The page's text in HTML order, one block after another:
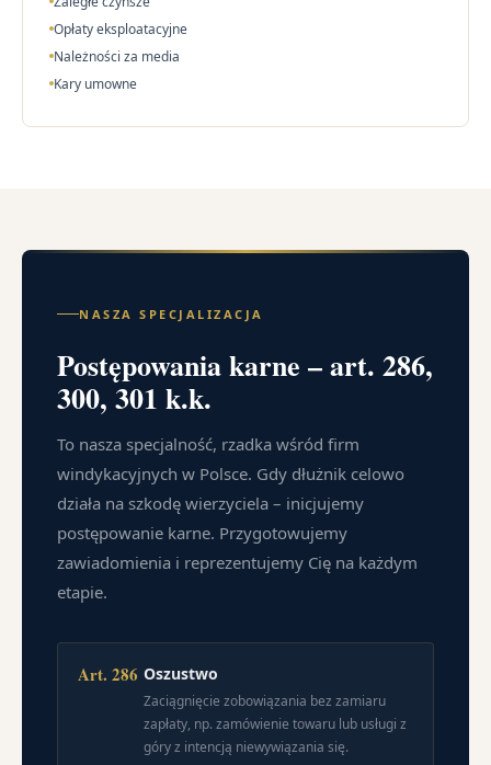
Opłaty eksploatacyjne
Należności za media
Kary umowne
NASZA SPECJALIZACJA
Postępowania karne – art. 286,
300, 301 k.k.
To nasza specjalność, rzadka wśród firm
windykacyjnych w Polsce. Gdy dłużnik celowo
działa na szkodę wierzyciela – inicjujemy
postępowanie karne. Przygotowujemy
zawiadomienia i reprezentujemy Cię na każdym
etapie.
Art. 286 Oszustwo
Zaciągnięcie zobowiązania bez zamiaru
zapłaty, np. zamówienie towaru lub usługi z
góry z intencją niewywiązania się.